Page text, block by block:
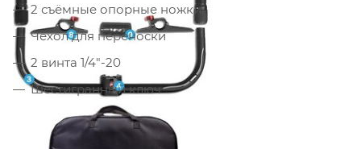
2 съёмные опорные ножки
Чехол для переноски
2 винта 1/4"-20
Шестигранный ключ